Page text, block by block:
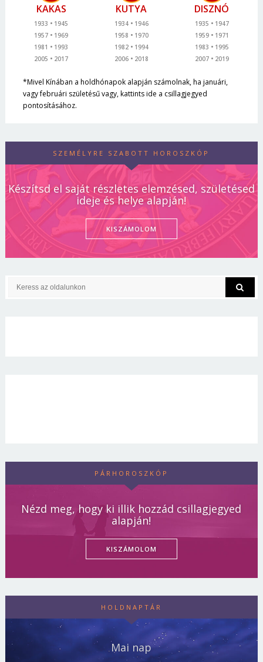
KAKAS
1933
1945
1957
1969
1981
1993
2005
2017
KUTYA
1934
1946
1958
1970
1982
1994
2006
2018
DISZNÓ
1935
1947
1959
1971
1983
1995
2007
2019
*Mivel Kínában a holdhónapok alapján számolnak, ha januári,
vagy februári születésű vagy, kattints ide a csillagjegyed
pontosításához.
SZEMÉLYRE SZABOTT HOROSZKÓP
Készítsd el saját részletes elemzésed, születésed
ideje és helye alapján!
KISZÁMOLOM
PÁRHOROSZKÓP
Nézd meg, hogy ki illik hozzád csillagjegyed
alapján!
KISZÁMOLOM
HOLDNAPTÁR
Mai nap